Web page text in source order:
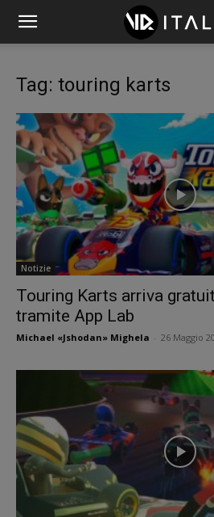
Tag: touring karts
Notizie
Touring Karts arriva
tramite App Lab
Michael «Jshodan» Mighela 26 Maggio